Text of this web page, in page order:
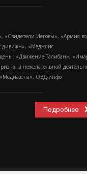
«Свидетели Иеговы», «Армия
дивижн», «Меджлис
«Движение Талибан»,
нежелательной
ОВД-инфо.
Подробнее